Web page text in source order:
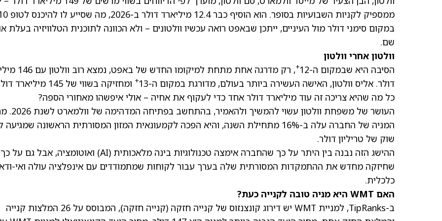
ממספיק לקניות השבועיות בסופר. הוא הוסיף כבר 12.4 מיליארד דולר ב-2026, מה שסייע לו להיכנס לטופ 10.
במקום סימני דולר מול העיניים, ייתכן שבאפט רואה עכשיו וולטונים – ולא הכוונה לתוכנית הטלוויזיה בעלת
שם.
וולטון אחרי וולטון
הסיבה היא שבמקום ה-12
+
, רק מדרגה אחת מתחת למיקומו
דולר. אליס וולטון, האישה העשירה ביותר בעולם, מדורגת במקום ה-13
+
ומחזיקה בשווי של 145 מיליארד
כל מה שהיא צריכה זה עוד מיליארד דולר אחד כדי לעקוף את אחיה – אולי איפשהו מאחורי הספה?
העושר של משפחת וולטון עשוי להמשיך
המניה של החברה עלה ב-16% מתחילת השנה, והיא הפכה לקמעונאית המזון המסורתית הראשונה שמגיעה
שוק של טריליון דולר.
ההישג הזה נבנה בין היתר על כך שהחברה אימצה טכנולוגיות בינה מלאכותית (AI) ואוטומציה, אבל גם על כך
שחיזקה מחדש את ההתמקדות המסורתית שלה בערך עבור לקוחות שמתמודדים עם אינפלציה עולה ואי-
כלכלית.
האם WMT היא מניה טובה לקנייה כעת?
ב-TipRanks, למניית WMT יש דירוג קונצנזוס של קנייה חזקה (קנייה חזקה), המבוסס על 26 המלצות קנייה